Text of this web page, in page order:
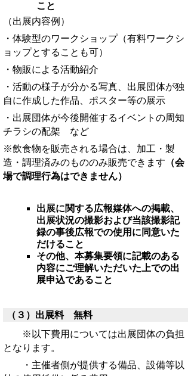
こと
（出展内容例）
・体験型のワークショップ（有料ワークシ
ョップとすることも可）
・物販による活動紹介
・活動の様子が分かる写真、出展団体が独
自に作成した作品、ポスター等の展示
・出展団体が今後開催するイベントの周知
チラシの配架 など
※飲食物を販売される場合は、 加工・製
造・調理済みのもののみ販売できます （会
場で調理行為はできません）
出展に関する広報媒体への掲載、
出展状況の撮影および当該撮影記
録の事後広報での使用に同意いた
だけること
その他、本募集要領に記載のある
内容にご理解いただいた上での出
展申込であること
（３）出展料 無料
※以下費用については出展団体の負担
となります。
・主催者側が提供する備品、設備等以